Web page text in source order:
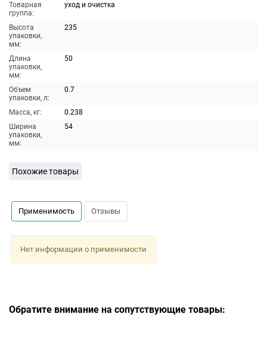
Товарная
группа:
уход и очистка
Высота
упаковки,
мм:
235
Длина
упаковки,
мм:
50
Объем
упаковки, л:
0.7
Масса, кг:
0.238
Ширина
упаковки,
мм:
54
Похожие товары
Применимость Отзывы
Нет информации о применимости
Обратите внимание на сопутствующие товары: